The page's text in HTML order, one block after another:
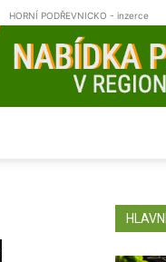
HORNÍ PODŘEVNICKO - inzerce